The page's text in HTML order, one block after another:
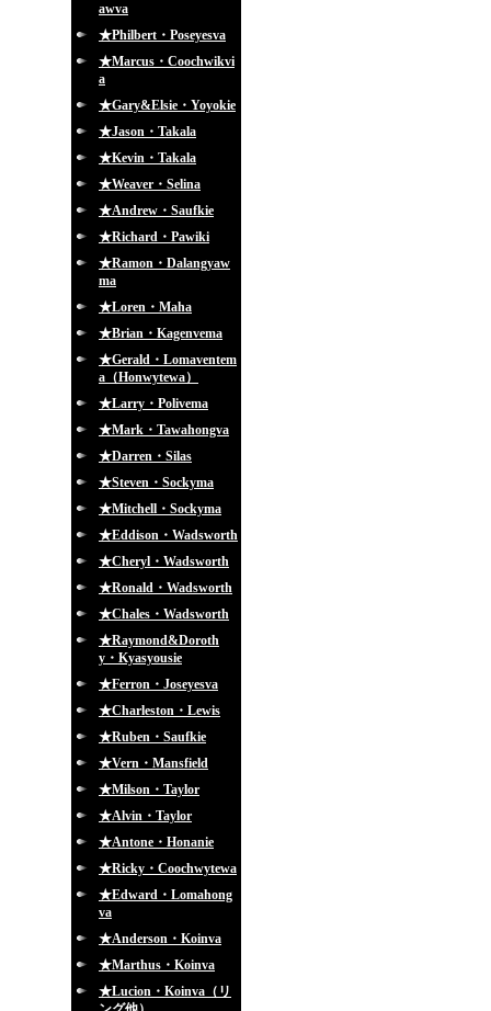
awva
★Philbert・Poseyesva
★Marcus・Coochwikvi
a
★Gary&Elsie・Yoyokie
★Jason・Takala
★Kevin・Takala
★Weaver・Selina
★Andrew・Saufkie
★Richard・Pawiki
★Ramon・Dalangyaw
ma
★Loren・Maha
★Brian・Kagenvema
★Gerald・Lomaventem
a（Honwytewa）
★Larry・Polivema
★Mark・Tawahongva
★Darren・Silas
★Steven・Sockyma
★Mitchell・Sockyma
★Eddison・Wadsworth
★Cheryl・Wadsworth
★Ronald・Wadsworth
★Chales・Wadsworth
★Raymond&Doroth
y・Kyasyousie
★Ferron・Joseyesva
★Charleston・Lewis
★Ruben・Saufkie
★Vern・Mansfield
★Milson・Taylor
★Alvin・Taylor
★Antone・Honanie
★Ricky・Coochwytewa
★Edward・Lomahong
va
★Anderson・Koinva
★Marthus・Koinva
★Lucion・Koinva（リ